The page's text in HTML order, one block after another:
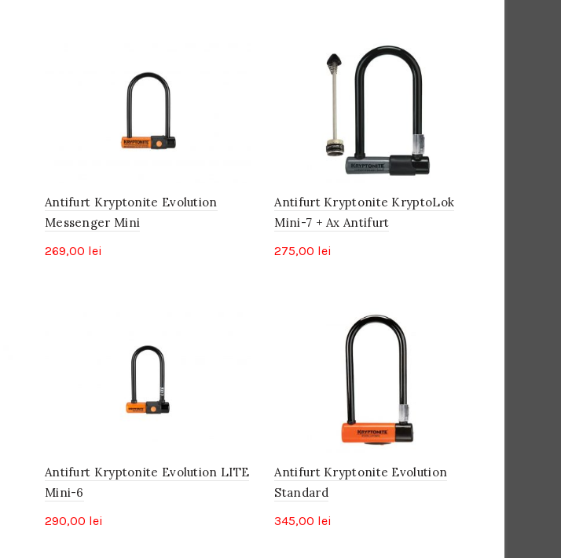
Antifurt Kryptonite Evolution
Messenger Mini
269,00 lei
Antifurt Kryptonite KryptoLok
Mini-7 + Ax Antifurt
275,00 lei
Antifurt Kryptonite Evolution LITE
Mini-6
290,00 lei
Antifurt Kryptonite Evolution
Standard
345,00 lei